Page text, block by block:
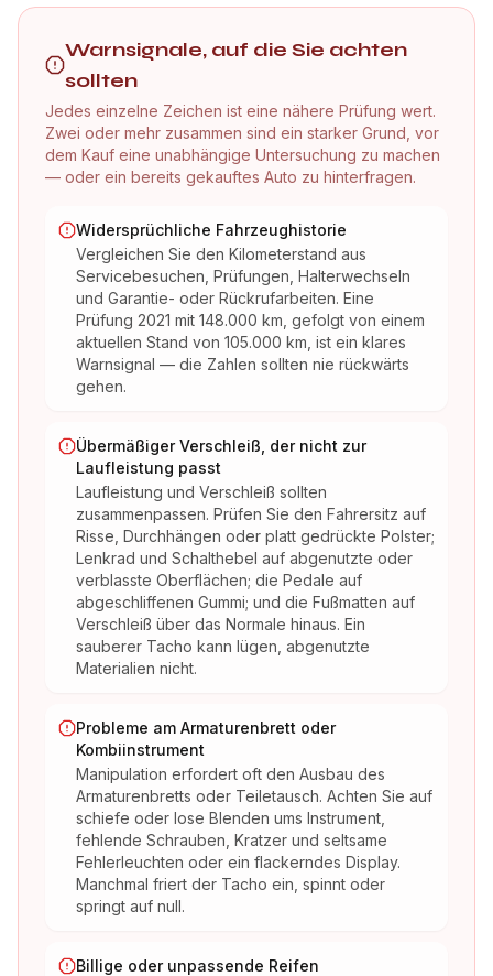
Warnsignale, auf die Sie achten
sollten
Jedes einzelne Zeichen ist eine nähere Prüfung wert.
Zwei oder mehr zusammen sind ein starker Grund, vor
dem Kauf eine unabhängige Untersuchung zu machen
— oder ein bereits gekauftes Auto zu hinterfragen.
Widersprüchliche Fahrzeughistorie
Vergleichen Sie den Kilometerstand aus
Servicebesuchen, Prüfungen, Halterwechseln
und Garantie- oder Rückrufarbeiten. Eine
Prüfung 2021 mit 148.000 km, gefolgt von einem
aktuellen Stand von 105.000 km, ist ein klares
Warnsignal — die Zahlen sollten nie rückwärts
gehen.
Übermäßiger Verschleiß, der nicht zur
Laufleistung passt
Laufleistung und Verschleiß sollten
zusammenpassen. Prüfen Sie den Fahrersitz auf
Risse, Durchhängen oder platt gedrückte Polster;
Lenkrad und Schalthebel auf abgenutzte oder
verblasste Oberflächen; die Pedale auf
abgeschliffenen Gummi; und die Fußmatten auf
Verschleiß über das Normale hinaus. Ein
sauberer Tacho kann lügen, abgenutzte
Materialien nicht.
Probleme am Armaturenbrett oder
Kombiinstrument
Manipulation erfordert oft den Ausbau des
Armaturenbretts oder Teiletausch. Achten Sie auf
schiefe oder lose Blenden ums Instrument,
fehlende Schrauben, Kratzer und seltsame
Fehlerleuchten oder ein flackerndes Display.
Manchmal friert der Tacho ein, spinnt oder
springt auf null.
Billige oder unpassende Reifen